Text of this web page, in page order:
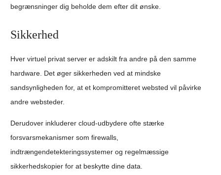
begrænsninger dig beholde dem efter dit ønske.
Sikkerhed
Hver virtuel privat server er adskilt fra andre på den samme
hardware. Det øger sikkerheden ved at mindske
sandsynligheden for, at et kompromitteret websted vil påvirke
andre websteder.
Derudover inkluderer cloud-udbydere ofte stærke
forsvarsmekanismer som firewalls,
indtrængendetekteringssystemer og regelmæssige
sikkerhedskopier for at beskytte dine data.